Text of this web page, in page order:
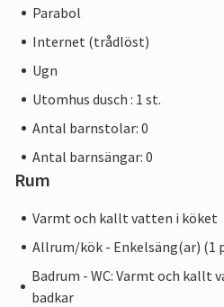
Parabol
Internet (trådlöst)
Ugn
Utomhus dusch : 1 st.
Antal barnstolar: 0
Antal barnsängar: 0
Rum
Varmt och kallt vatten i köket
Allrum/kök - Enkelsäng(ar) (1
Badrum - WC: Varmt och kallt
badkar